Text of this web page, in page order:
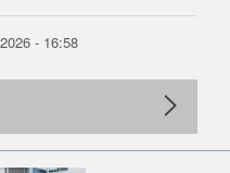
- 16:58